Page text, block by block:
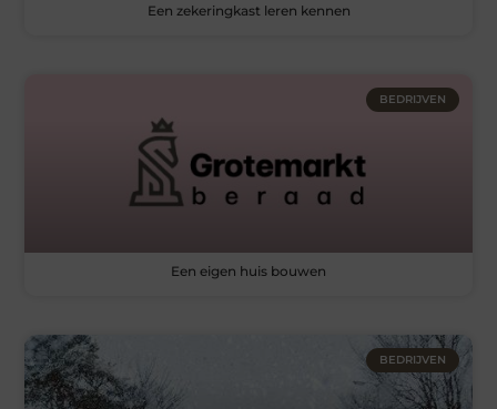
Een zekeringkast leren kennen
BEDRIJVEN
Een eigen huis bouwen
BEDRIJVEN